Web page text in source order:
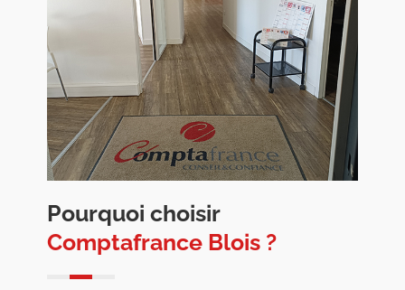
Pourquoi choisir
Comptafrance Blois ?